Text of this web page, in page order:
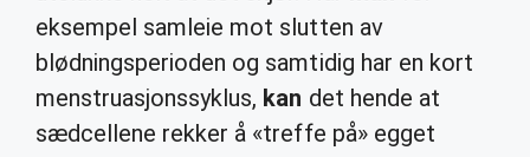
eksempel samleie mot slutten av
blødningsperioden og samtidig har en kort
menstruasjonssyklus, kan det hende at
sædcellene rekker å «treffe på» egget